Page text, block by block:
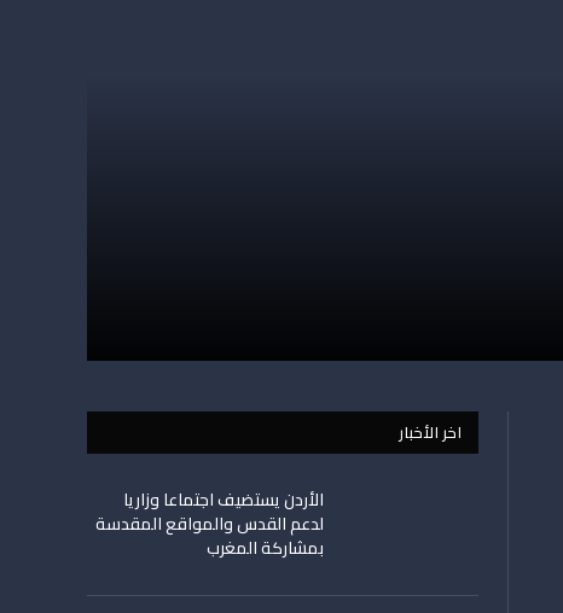
اخر الأخبار
الأردن يستضيف اجتماعا وزاريا
لدعم القدس والمواقع المقدسة
بمشاركة المغرب